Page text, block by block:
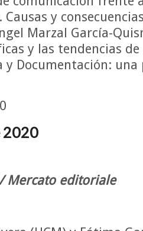
y
Marzal García-
y las tendencias
y Documentación: una
2020
Mercato editoriale